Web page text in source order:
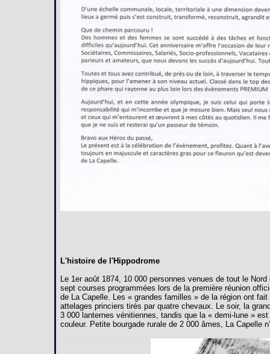
L'histoire de l'Hippodrome
Le 1er août 1874, 10 000 personnes venues de tout le
sept courses programmées lors de la première réunion
de La Capelle. Les « grandes familles » de la région ont
attelages princiers tirés par quatre chevaux. Le soir, la
3 000 lanternes vénitiennes, tandis que la « demi-lune »
couleur. Petite bourgade rurale de 2 000 âmes, La Capelle